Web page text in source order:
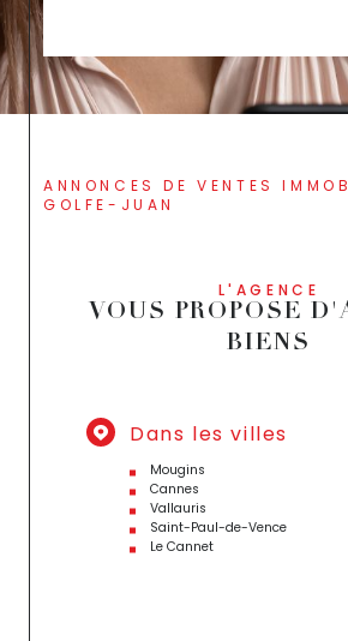
ANNONCES DE VENTES IMMOBILIÈRES -
GOLFE-JUAN
L'AGENCE
VOUS PROPOSE
BIENS
Dans les villes
Mougins
Cannes
Vallauris
Saint-Paul-de-Vence
Le Cannet